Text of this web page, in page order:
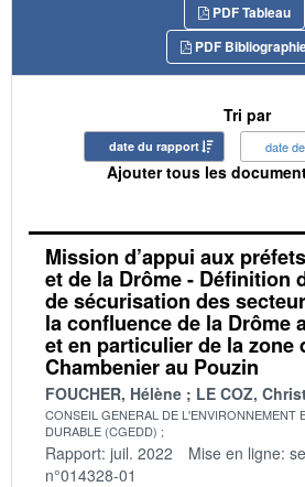
PDF Tableau
PDF
Tri par
date du rapport date
Ajouter tous les
Mission d’appui aux
et de la Drôme - Définition
de sécurisation des
la confluence de la Drôme
et en particulier de la zone
Chambenier au Pouzin
FOUCHER, Hélène LE COZ,
CONSEIL GENERAL DE L'ENVIRONNEMENT
DURABLE (CGEDD)
Rapport: juil. 2022 Mise en ligne:
n°014328-01